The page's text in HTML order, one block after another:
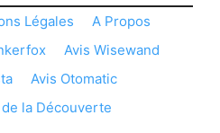
Légales
A Propos
Avis Wisewand
Avis Otomatic
la Découverte